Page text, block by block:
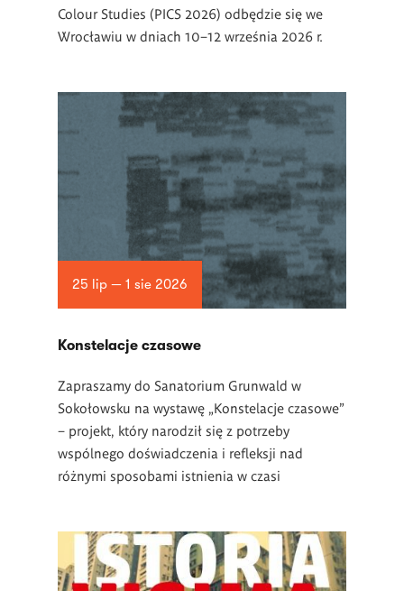
Colour Studies (PICS 2026) odbędzie się we
Wrocławiu w dniach 10–12 września 2026 r.
25 lip — 1 sie 2026
Konstelacje czasowe
Zapraszamy do Sanatorium Grunwald w
Sokołowsku na wystawę „Konstelacje czasowe”
– projekt, który narodził się z potrzeby
wspólnego doświadczenia i refleksji nad
różnymi sposobami istnienia w czasi